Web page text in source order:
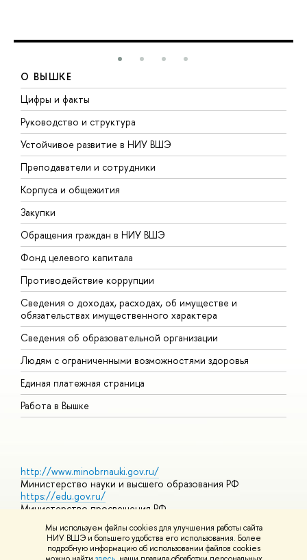
Мы используем файлы cookies для улучшения работы сайта
НИУ ВШЭ и большего удобства его использования. Более
подробную информацию об использовании файлов cookies
О ВЫШКЕ
Цифры и факты
Руководство и структура
Устойчивое развитие в НИУ ВШЭ
Преподаватели и сотрудники
Корпуса и общежития
Закупки
Обращения граждан в НИУ ВШЭ
Фонд целевого капитала
Противодействие коррупции
Сведения о доходах, расходах, об имуществе и
обязательствах имущественного характера
Сведения об образовательной организации
Людям с ограниченными возможностями здоровья
Единая платежная страница
Работа в Вышке
http://www.minobrnauki.gov.ru/
Министерство науки и высшего образования РФ
https://edu.gov.ru/
Министерство просвещения РФ
Массовые открытые онлайн-курсы